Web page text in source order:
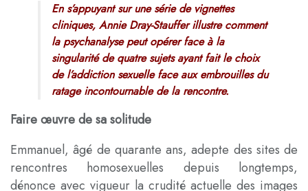
En s’appuyant sur une série de vignettes
cliniques, Annie Dray-Stauffer illustre comment
la psychanalyse peut opérer face à la
singularité de quatre sujets ayant fait le choix
del’addiction sexuelleface aux embrouilles du
ratage incontournable de la rencontre.
Faire œuvre de sa solitude
Emmanuel, âgé de quarante ans, adepte des sites de
rencontres homosexuelles depuis longtemps,
dénonce avec vigueur la crudité actuelle des images